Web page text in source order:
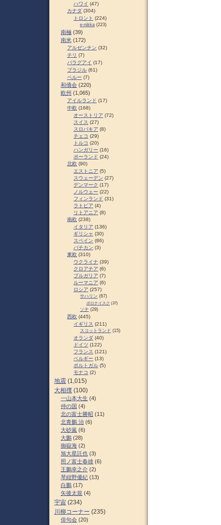
ハワイ (47)
カナダ (304)
トロント (224)
e-nikka (223)
南極 (39)
南米 (172)
アルゼンチン (32)
チリ (7)
パラグアイ (17)
ブラジル (61)
ペルー (7)
和僑会 (220)
欧州 (1,065)
アイルランド (17)
中欧 (168)
オーストリア (72)
スイス (27)
スロパキア (8)
チェコ (29)
トルコ (20)
ハンガリー (16)
ポーランド (24)
北欧 (90)
エストニア (5)
スウェーデン (27)
デンマーク (17)
ノルウェー (22)
フィンランド (31)
ラトビア (4)
リトアニア (8)
南欧 (238)
イタリア (136)
ギリシャ (30)
スペイン (86)
バチカン (3)
東欧 (310)
ウクライナ (39)
クロアチア (6)
ブルガリア (7)
ルーマニア (6)
ロシア (257)
サハリン (67)
ポロナイスク (37)
ソチ (29)
西欧 (445)
イギリス (211)
スコットランド (15)
オランダ (40)
ドイツ (122)
フランス (121)
ベルギー (13)
ポルトガル (5)
モナコ (2)
地震 (1,015)
大相撲 (100)
一山本大生 (4)
仲の国 (4)
北の富士勝昭 (11)
北青鵬 治 (6)
大砂嵐 (6)
大鵬 (28)
御嶽海 (2)
旭大星託也 (3)
照ノ富士春雄 (6)
王鵬幸之介 (2)
琴紺野優紀 (13)
白鵬 (17)
矢後太規 (4)
宇宙 (234)
川柳コーナー (235)
俳句会 (20)